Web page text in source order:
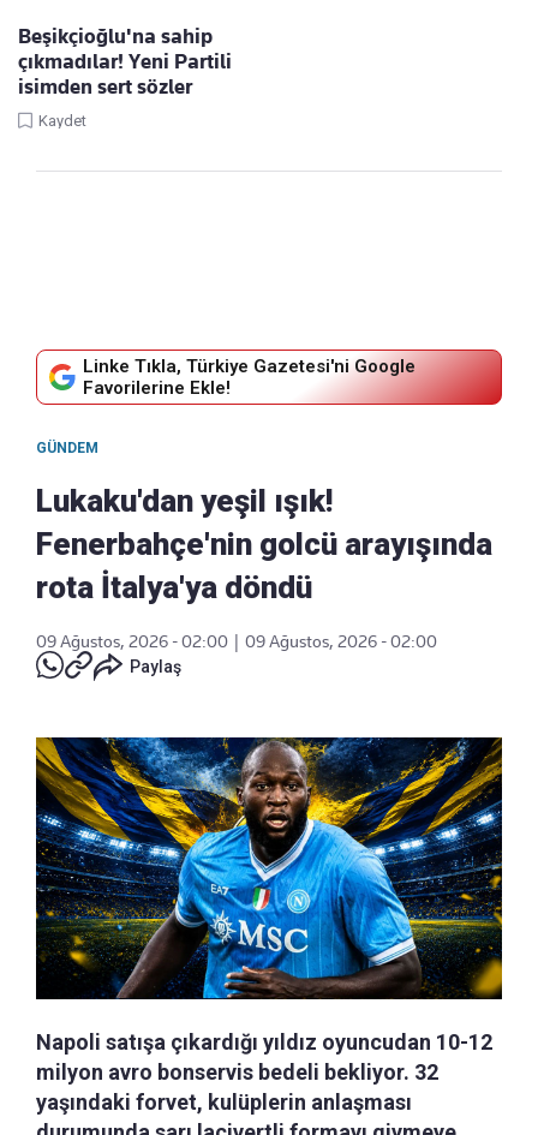
Beşikçioğlu'na sahip
çıkmadılar! Yeni Partili
isimden sert sözler
Kaydet
Linke Tıkla, Türkiye Gazetesi'ni Google
Favorilerine Ekle!
GÜNDEM
Lukaku'dan yeşil ışık!
Fenerbahçe'nin golcü arayışında
rota İtalya'ya döndü
09 Ağustos, 2026 - 02:00
09 Ağustos, 2026 - 02:00
Paylaş
Napoli satışa çıkardığı yıldız oyuncudan 10-12
milyon avro bonservis bedeli bekliyor. 32
yaşındaki forvet, kulüplerin anlaşması